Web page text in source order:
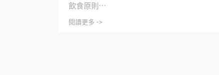
飲食原則⋯
閱讀更多 ->